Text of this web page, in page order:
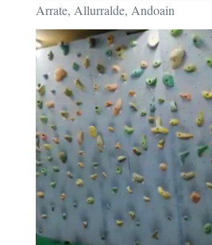
Arrate, Allurralde, Andoain